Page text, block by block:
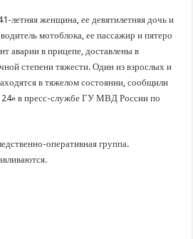
летняя женщина, ее девятилетняя дочь и
мотоблока, ее пассажир и пятеро
аварии в прицепе, доставлены в
степени тяжести. Один из взрослых и
в тяжелом состоянии, сообщили
24» в пресс-службе ГУ МВД России по
оперативная группа.